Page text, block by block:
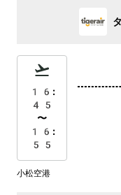
16:
45
〜
16:
55
小松空港